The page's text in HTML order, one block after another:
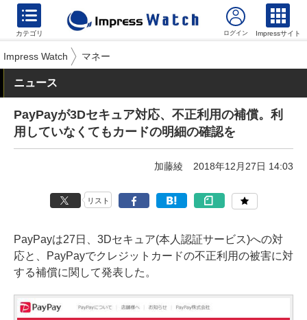
カテゴリ Impressサイト
Impress Watch マネー
ニュース
PayPayが3Dセキュア対応、不正利用の補償。利
用していなくてもカードの明細の確認を
加藤綾 2018年12月27日 14:03
リスト
PayPayは27日、3Dセキュア(本人認証サービス)への対
応と、PayPayでクレジットカードの不正利用の被害に対
する補償に関して発表した。